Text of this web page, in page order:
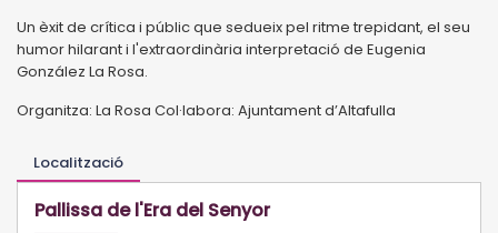
Un èxit de crítica i públic que sedueix pel ritme trepidant, el seu
humor hilarant i l'extraordinària interpretació de Eugenia
González La Rosa.
Organitza: La Rosa Col·labora: Ajuntament d’Altafulla
Localització
Pallissa de l'Era del Senyor